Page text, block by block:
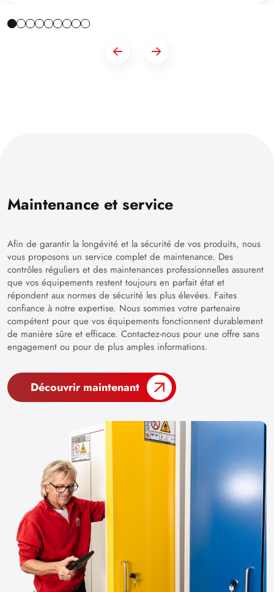
Maintenance et service
Afin de garantir la longévité et la sécurité de vos produits, nous
vous proposons un service complet de maintenance. Des
contrôles réguliers et des maintenances professionnelles assurent
que vos équipements restent toujours en parfait état et
répondent aux normes de sécurité les plus élevées. Faites
confiance à notre expertise. Nous sommes votre partenaire
compétent pour que vos équipements fonctionnent durablement
de manière sûre et efficace. Contactez-nous pour une offre sans
engagement ou pour de plus amples informations.
Découvrir maintenant